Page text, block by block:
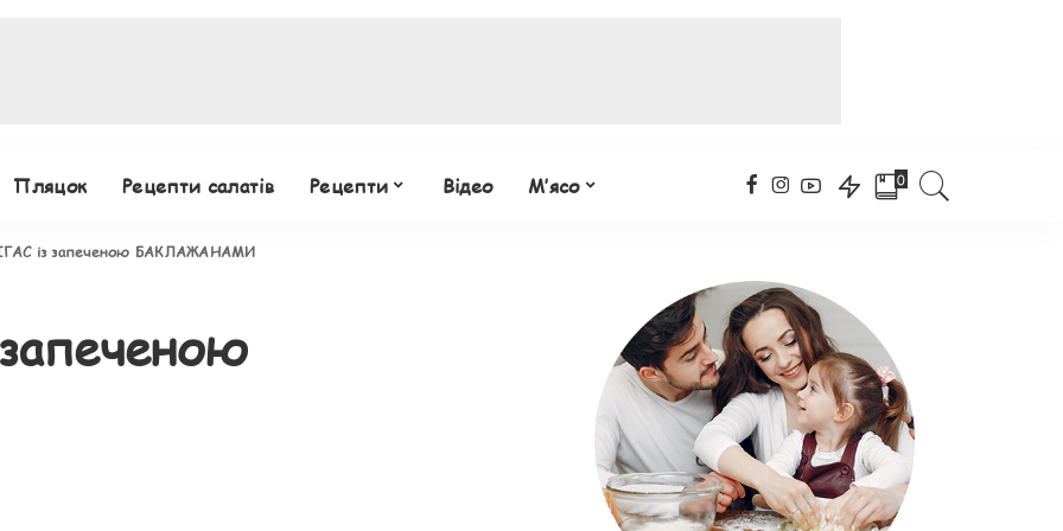
Пляцок Рецепти салатів Рецепти Відео М’ясо 0
із запеченою БАКЛАЖАНАМИ